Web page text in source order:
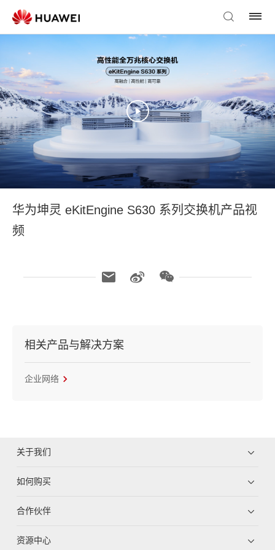
华为坤灵 eKitEngine S630 系列交换机产品视
频
相关产品与解决方案
企业网络
关于我们
如何购买
合作伙伴
资源中心